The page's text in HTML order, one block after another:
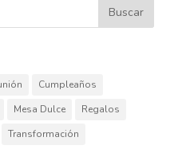
Cumpleaños
Mesa Dulce
Regalos
Transformación